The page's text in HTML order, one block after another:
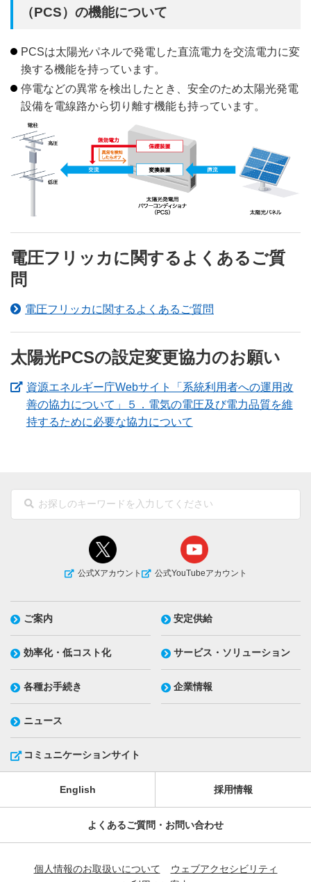
（PCS）の機能について
PCSは太陽光パネルで発電した直流電力を交流電力に変
換する機能を持っています。
停電などの異常を検出したとき、安全のため太陽光発電
設備を電線路から切り離す機能も持っています。
電圧フリッカに関するよくあるご質
問
電圧フリッカに関するよくあるご質問
太陽光PCSの設定変更協力のお願い
資源エネルギー庁Webサイト「系統利用者への運用改
善の協力について」５．電気の電圧及び電力品質を維
持するために必要な協力について
公式Xアカウント 公式YouTubeアカウント
ご案内 安定供給
効率化・低コスト化 サービス・ソリューション
各種お手続き 企業情報
ニュース
コミュニケーションサイト
English 採用情報
よくあるご質問・お問い合わせ
個人情報のお取扱いについて
ウェブアクセシビリティ